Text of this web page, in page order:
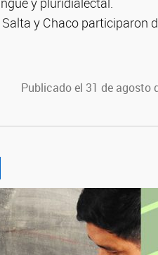
y Chaco participaron
Publicado el 31 de agosto